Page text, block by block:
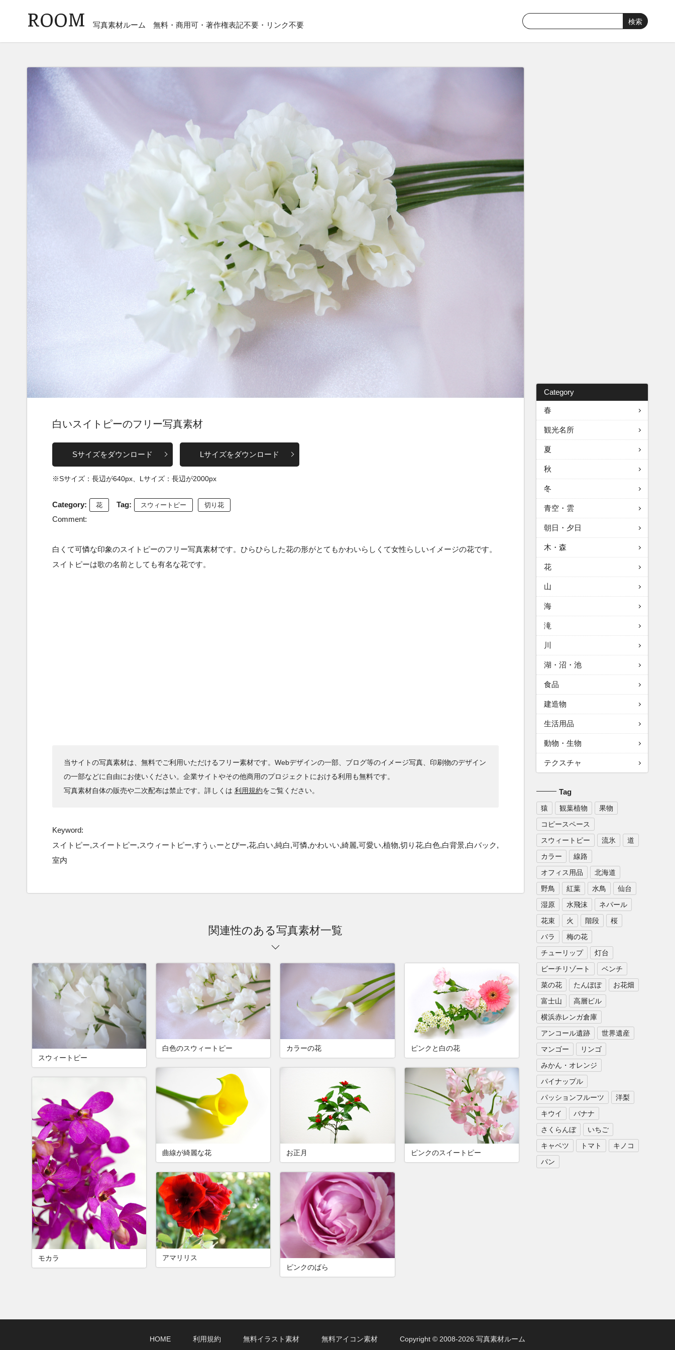
ROOM 写真素材ルーム 無料・商用可・著作権表記不要・リンク不要
白いスイトピーのフリー写真素材
Sサイズをダウンロード Lサイズをダウンロード
※Sサイズ：長辺が640px、Lサイズ：長辺が2000px
Category: 花 Tag: スウィートピー 切り花
Comment:
白くて可憐な印象のスイトピーのフリー写真素材です。ひらひらした花の形がとてもかわいらしくて女性らしいイメージの花です。
スイトピーは歌の名前としても有名な花です。
当サイトの写真素材は、無料でご利用いただけるフリー素材です。Webデザインの一部、ブログ等のイメージ写真、印刷物のデザイン
の一部などに自由にお使いください。企業サイトやその他商用のプロジェクトにおける利用も無料です。
写真素材自体の販売や二次配布は禁止です。詳しくは 利用規約をご覧ください。
Keyword:
スイトピー,スイートピー,スウィートピー,すうぃーとぴー,花,白い,純白,可憐,かわいい,綺麗,可愛い,植物,切り花,白色,白背景,白バック,
室内
関連性のある写真素材一覧
スウィートピー
白色のスウィートピー カラーの花 ピンクと白の花
曲線が綺麗な花 お正月 ピンクのスイートピー
モカラ
アマリリス
ピンクのばら
Category
春
観光名所
夏
秋
冬
青空・雲
朝日・夕日
木・森
花
山
海
滝
川
湖・沼・池
食品
建造物
生活用品
動物・生物
テクスチャ
Tag
猿 観葉植物
果物
コピースペース
スウィートピー
流氷
道
カラー
線路
オフィス用品
北海道
野鳥
紅葉 水鳥
仙台
湿原
水飛沫
ネパール
花束
火 階段
桜
バラ
梅の花
チューリップ
灯台
ビーチリゾート
ベンチ
菜の花
たんぽぽ
お花畑
富士山
高層ビル
横浜赤レンガ倉庫
アンコール遺跡
世界遺産
マンゴー
リンゴ
みかん・オレンジ
パイナップル
パッションフルーツ
洋梨
キウイ
バナナ
さくらんぼ
いちご
キャベツ
トマト
キノコ
パン
HOME 利用規約 無料イラスト素材 無料アイコン素材 Copyright © 2008-2026 写真素材ルーム